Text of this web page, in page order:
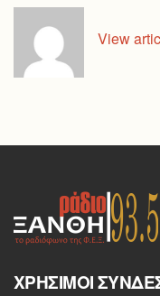
View
ΧΡΉΣΙΜΟΙ